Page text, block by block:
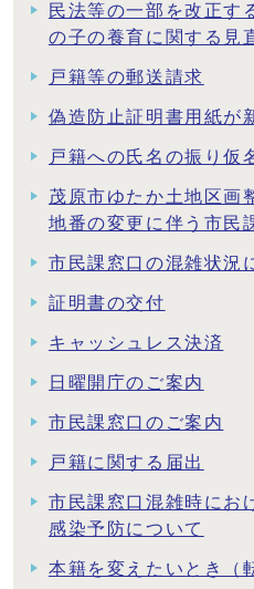
民法等の一部を改正す
の子の養育に関する見
戸籍等の郵送請求
偽造防止証明書用紙が
戸籍への氏名の振り仮
茂原市ゆたか土地区画
地番の変更に伴う市民
市民課窓口の混雑状況
証明書の交付
キャッシュレス決済
日曜開庁のご案内
市民課窓口のご案内
戸籍に関する届出
市民課窓口混雑時にお
感染予防について
本籍を変えたいとき（